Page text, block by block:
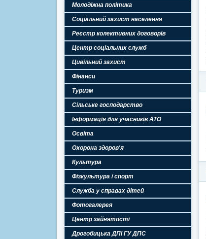
Молодіжна політика
Соціальний захист населення
Реєстр колективних договорів
Центр соціальних служб
Цивільний захист
Фінанси
Туризм
Сільське господарство
Інформація для учасників АТО
Освіта
Охорона здоров'я
Культура
Фізкультура і спорт
Служба у справах дітей
Фотогалерея
Центр зайнятості
Дрогобицька ДПІ ГУ ДПС